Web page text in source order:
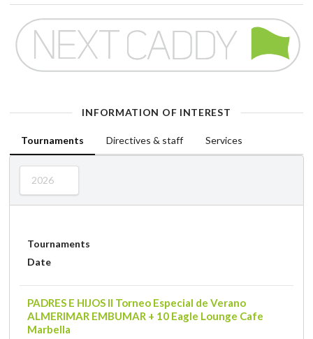
INFORMATION OF INTEREST
Tournaments Directives & staff Services
2026
Tournaments
Date
PADRES E HIJOS II Torneo Especial de Verano
ALMERIMAR EMBUMAR + 10 Eagle Lounge Cafe
Marbella